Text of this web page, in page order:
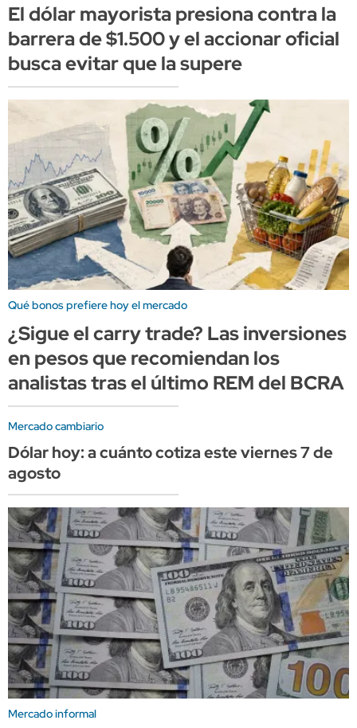
El dólar mayorista presiona contra la
barrera de $1.500 y el accionar oficial
busca evitar que la supere
Qué bonos prefiere hoy el mercado
¿Sigue el carry trade? Las inversiones
en pesos que recomiendan los
analistas tras el último REM del BCRA
Mercado cambiario
Dólar hoy: a cuánto cotiza este viernes 7 de
agosto
Mercado informal